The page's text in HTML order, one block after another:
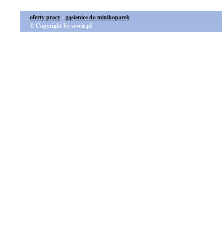
oferty pracy-gąsienice do minikoparek
© Copyright by sowie.pl